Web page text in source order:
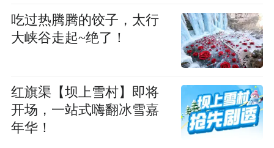
吃过热腾腾的饺子，太行
大峡谷走起~绝了！
红旗渠【坝上雪村】即将
开场，一站式嗨翻冰雪嘉
年华！